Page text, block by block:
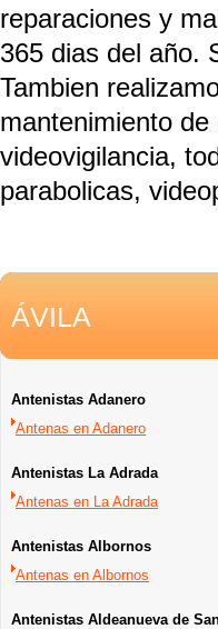
reparaciones y
365 dias del año.
Tambien
mantenimiento
videovigilancia,
parabolicas,
ÁVILA
Antenistas Adanero
Antenas en Adanero
Antenistas La Adrada
Antenas en La Adrada
Antenistas Albornos
Antenas en Albornos
Antenistas Aldeanueva de